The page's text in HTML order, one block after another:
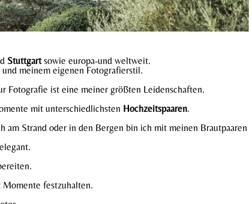
Stuttgartsowie europa-und weltweit.
meinem eigenen Fotografierstil.
Fotografie ist eine meiner größten Leidenschaften.
mit unterschiedlichsten Hochzeitspaaren.
am Strand oder in den Bergen bin ich mit meinen Brautpaaren
Momente festzuhalten.